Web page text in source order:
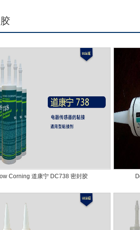
Corning 道康宁 DC738 密封胶